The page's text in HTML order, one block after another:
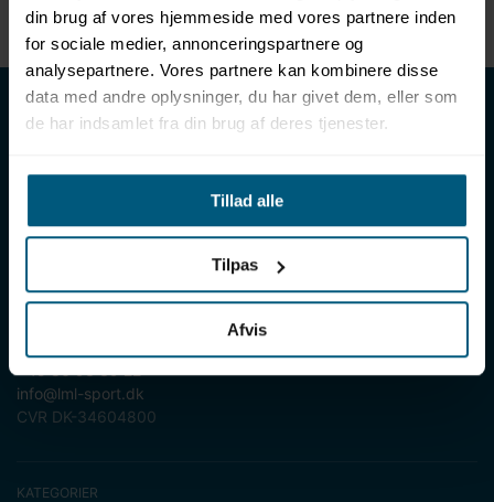
din brug af vores hjemmeside med vores partnere inden
for sociale medier, annonceringspartnere og
analysepartnere. Vores partnere kan kombinere disse
data med andre oplysninger, du har givet dem, eller som
de har indsamlet fra din brug af deres tjenester.
Tillad alle
Tilpas
Afvis
Sauna måleområderne er kontrasterede i farve
LML SPORT - Alt til vand
vandleg og vandsport, vandbehandling og teknik samt inventar
badelande, friluftsbade, campingpladser, feriecentre,
idrætshaller og skoler. Vælg os som din leverandør, fordi vi har
ekspertise og bedste service.
info@lml-sport.dk
CVR DK-34604800
KATEGORIER